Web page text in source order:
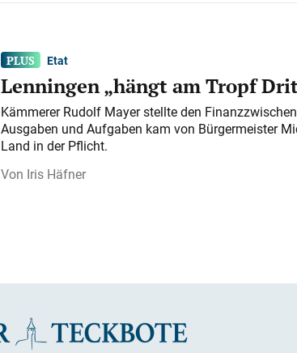
Etat
Lenningen „hängt am Tropf
Kämmerer Rudolf Mayer stellte den
Ausgaben und Aufgaben kam von Bürgermeister
Land in der Pflicht.
Iris Häfner